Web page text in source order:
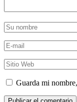
Guarda mi